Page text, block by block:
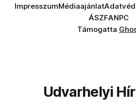
ImpresszumMédiaajánlat
ÁSZFANPC
Támogatta
Udvarhelyi